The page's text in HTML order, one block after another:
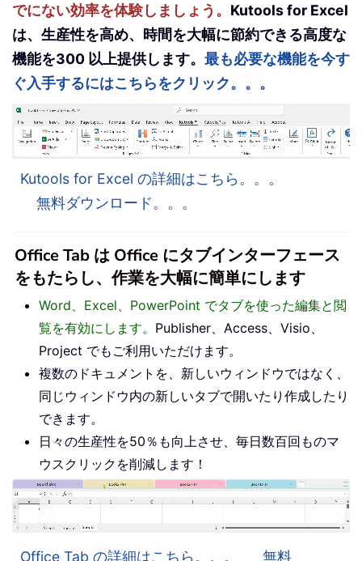
でにない効率を体験しましょう。 Kutools for Excel
は、生産性を高め、時間を大幅に節約できる高度な
機能を300 以上提供します。 最も必要な機能を今す
ぐ入手するにはこちらをクリック。。。
Kutools for Excel の詳細はこちら。。。
無料ダウンロード。。。
Office Tab は Office にタブインターフェース
をもたらし、作業を大幅に簡単にします
Word、Excel、PowerPoint でタブを使った編集と閲
覧を有効にします。 Publisher、Access、Visio、
Project でもご利用いただけます。
複数のドキュメントを、新しいウィンドウではなく、
同じウィンドウ内の新しいタブで開いたり作成したり
できます。
日々の生産性を50％も向上させ、毎日数百回ものマ
ウスクリックを削減します！
Office Tab の詳細はこちら。。。
無料